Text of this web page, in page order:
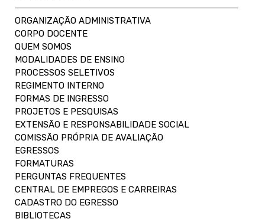
ORGANIZAÇÃO ADMINISTRATIVA
CORPO DOCENTE
QUEM SOMOS
MODALIDADES DE ENSINO
PROCESSOS SELETIVOS
REGIMENTO INTERNO
FORMAS DE INGRESSO
PROJETOS E PESQUISAS
EXTENSÃO E RESPONSABILIDADE SOCIAL
COMISSÃO PRÓPRIA DE AVALIAÇÃO
EGRESSOS
FORMATURAS
PERGUNTAS FREQUENTES
CENTRAL DE EMPREGOS E CARREIRAS
CADASTRO DO EGRESSO
BIBLIOTECAS